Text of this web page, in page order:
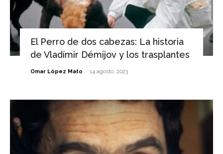
El Perro de dos cabezas: La historia
de Vladímir Démijov y los trasplantes
Omar López Mato - 14 agosto, 2023